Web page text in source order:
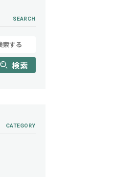
SEARCH
検索
CATEGORY